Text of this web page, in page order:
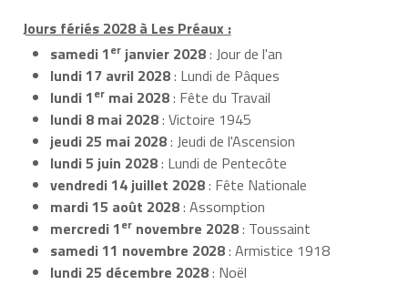
Jours fériés 2028 à Les Préaux :
samedi 1er janvier 2028: Jour de l'an
lundi 17 avril 2028: Lundi de Pâques
lundi 1er mai 2028: Fête du Travail
lundi 8 mai 2028: Victoire 1945
jeudi 25 mai 2028: Jeudi de l'Ascension
lundi 5 juin 2028: Lundi de Pentecôte
vendredi 14 juillet 2028: Fête Nationale
mardi 15 août 2028: Assomption
mercredi 1er novembre 2028: Toussaint
samedi 11 novembre 2028: Armistice 1918
lundi 25 décembre 2028: Noël